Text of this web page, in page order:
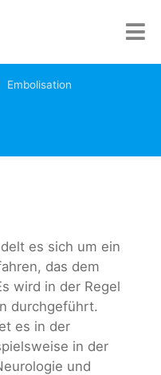
Embolisation
es sich um ein
das dem
wird in der Regel
durchgeführt.
es in der
in der
und